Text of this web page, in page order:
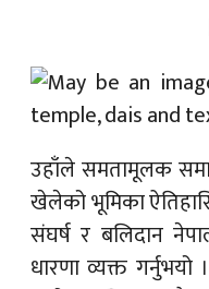
उहाँले समतामूलक
खेलेको भूमिका
संघर्ष र बलिदान
धारणा व्यक्त